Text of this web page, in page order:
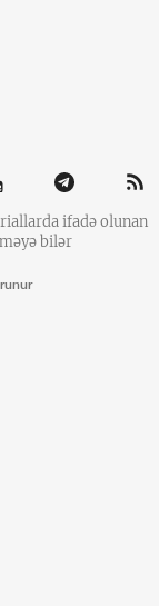
ifadə olunan
bilər